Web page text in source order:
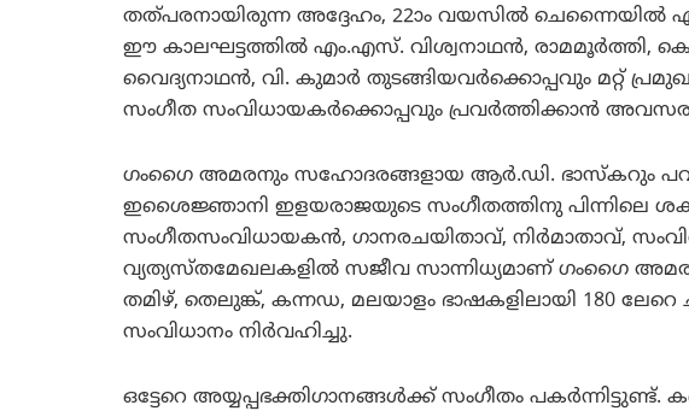
തത്പരനായിരുന്ന അദ്ദേഹം, 22ാം വയസില്‍ ചെന്നൈയില്‍
ഈ കാലഘട്ടത്തില്‍ എം.എസ്. വിശ്വനാഥന്‍, രാമമൂര്‍ത്തി,
വൈദ്യനാഥന്‍, വി. കുമാര്‍ തുടങ്ങിയവര്‍ക്കൊപ്പവും മറ്റ്
സംഗീത സംവിധായകര്‍ക്കൊപ്പവും പ്രവര്‍ത്തിക്കാന്‍ അവസരം
ഗംഗൈ അമരനും സഹോദരങ്ങളായ ആര്‍.ഡി. ഭാസ്‌കറും
ഇശൈജ്ഞാനി ഇളയരാജയുടെ സംഗീതത്തിനു പിന്നിലെ
സംഗീതസംവിധായകന്‍, ഗാനരചയിതാവ്, നിര്‍മാതാവ്,
വ്യത്യസ്തമേഖലകളില്‍ സജീവ സാന്നിധ്യമാണ് ഗംഗൈ
തമിഴ്, തെലുങ്ക്, കന്നഡ, മലയാളം ഭാഷകളിലായി 180 ലേറെ
സംവിധാനം നിര്‍വഹിച്ചു.
ഒട്ടേറെ അയ്യപ്പഭക്തിഗാനങ്ങള്‍ക്ക് സംഗീതം